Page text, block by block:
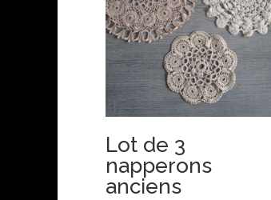
Lot de 3
napperons
anciens